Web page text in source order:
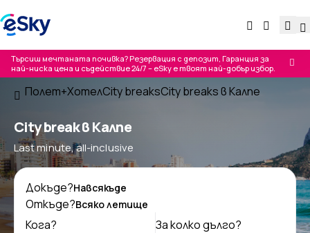
Търсиш мечтаната почивка? Резервация с депозит, Гаранция за
най-ниска цена и съдействие 24/7 – eSky е твоят най-добър избор.
Полет+ХотелCity breaksCity breaks в Калпе
City break в Калпе
Last minute, all-inclusive
Докъде?
Откъде?
Кога?
За колко дълго?